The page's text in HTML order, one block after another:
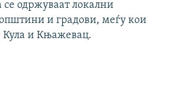
се одржуваат локални
и градови, меѓу кои
Кула и Књажевац.